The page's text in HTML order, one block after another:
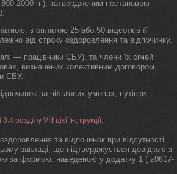
2000-п ), затвердженим постановою
з оплатою 25 або 50 відсотків її
від строку оздоровлення та відпочинку.
— працівники СБУ), та члени їх сімей
визначених колективним договором,
СБУ.
на пільгових умовах, путівки
VІІІ цієї Інструкції;
та відпочинок при відсутності
закладі, що підтверджується довідкою з
за формою, наведеною у додатку 1 ( z0617-